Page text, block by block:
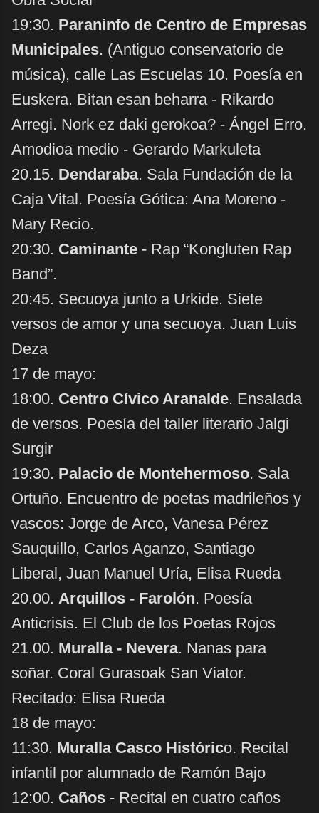
19:30. Paraninfo de Centro de Empresas
Municipales. (Antiguo conservatorio de
música), calle Las Escuelas 10. Poesía en
Euskera. Bitan esan beharra - Rikardo
Arregi. Nork ez daki gerokoa? - Ángel Erro.
Amodioa medio - Gerardo Markuleta
20.15. Dendaraba. Sala Fundación de la
Caja Vital. Poesía Gótica: Ana Moreno -
Mary Recio.
20:30. Caminante - Rap “Kongluten Rap
Band”.
20:45. Secuoya junto a Urkide. Siete
versos de amor y una secuoya. Juan Luis
Deza
17 de mayo:
18:00. Centro Cívico Aranalde. Ensalada
de versos. Poesía del taller literario Jalgi
Surgir
19:30. Palacio de Montehermoso. Sala
Ortuño. Encuentro de poetas madrileños y
vascos: Jorge de Arco, Vanesa Pérez
Sauquillo, Carlos Aganzo, Santiago
Liberal, Juan Manuel Uría, Elisa Rueda
20.00. Arquillos - Farolón. Poesía
Anticrisis. El Club de los Poetas Rojos
21.00. Muralla - Nevera. Nanas para
soñar. Coral Gurasoak San Viator.
Recitado: Elisa Rueda
18 de mayo:
11:30. Muralla Casco Histórico. Recital
infantil por alumnado de Ramón Bajo
12:00. Caños - Recital en cuatro caños